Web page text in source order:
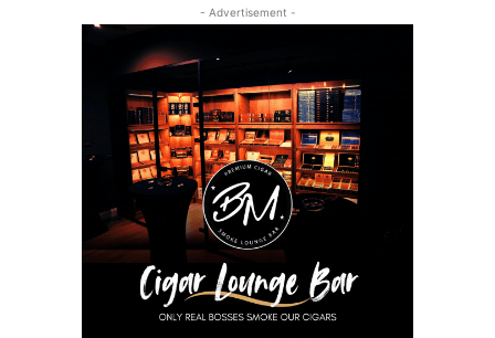
- Advertisement -